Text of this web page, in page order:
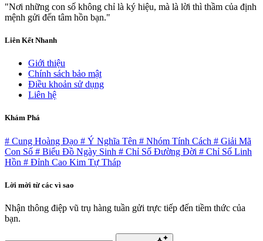
"Nơi những con số không chỉ là ký hiệu, mà là lời thì thầm của định
mệnh gửi đến tâm hồn bạn."
Liên Kết Nhanh
Giới thiệu
Chính sách bảo mật
Điều khoản sử dụng
Liên hệ
Khám Phá
# Cung Hoàng Đạo # Ý Nghĩa Tên # Nhóm Tính Cách # Giải Mã
Con Số # Biểu Đồ Ngày Sinh # Chỉ Số Đường Đời # Chỉ Số Linh
Hồn # Đỉnh Cao Kim Tự Tháp
Lời mời từ các vì sao
Nhận thông điệp vũ trụ hàng tuần gửi trực tiếp đến tiềm thức của
bạn.